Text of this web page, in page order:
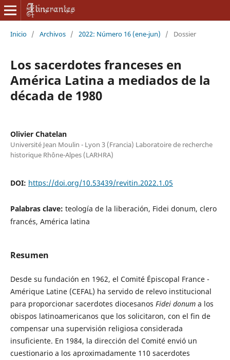
Inicio / Archivos / 2022: Número 16 (ene-jun) / Dossier
Los sacerdotes franceses en
América Latina a mediados de la
década de 1980
Olivier Chatelan
Université Jean Moulin - Lyon 3 (Francia) Laboratoire de recherche
historique Rhône-Alpes (LARHRA)
DOI: https://doi.org/10.53439/revitin.2022.1.05
Palabras clave: teología de la liberación, Fidei donum, clero
francés, América latina
Resumen
Desde su fundación en 1962, el Comité Épiscopal France -
Amérique Latine (CEFAL) ha servido de relevo institucional
para proporcionar sacerdotes diocesanos Fidei donuma los
obispos latinoamericanos que los solicitaron, con el fin de
compensar una supervisión religiosa considerada
insuficiente. En 1984, la dirección del Comité envió un
cuestionario a los aproximadamente 110 sacerdotes